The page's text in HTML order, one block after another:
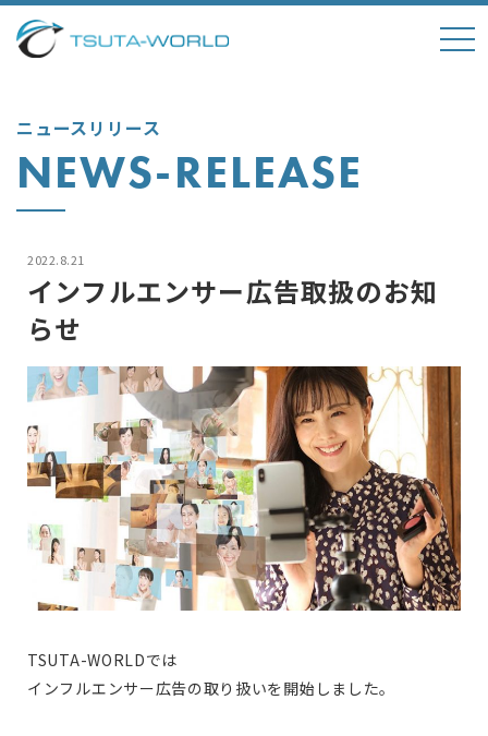
ニュースリリース
NEWS-RELEASE
2022.8.21
インフルエンサー広告取扱のお知
らせ
TSUTA-WORLDでは
インフルエンサー広告の取り扱いを開始しました。